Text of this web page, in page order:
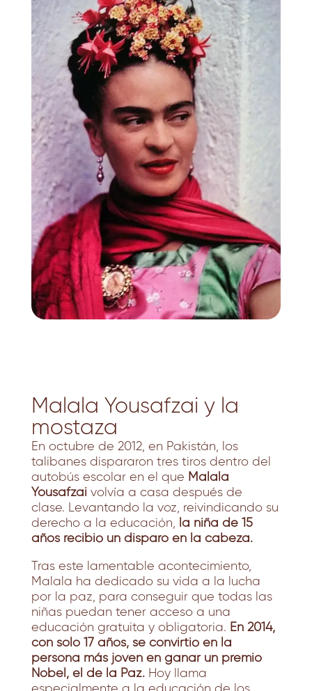
Malala Yousafzai y la
mostaza
En octubre de 2012, en Pakistán, los
talibanes dispararon tres tiros dentro del
autobús escolar en el que Malala
Yousafzai volvía a casa después de
clase. Levantando la voz, reivindicando su
derecho a la educación, la niña de 15
años recibió un disparo en la cabeza.
Tras este lamentable acontecimiento,
Malala ha dedicado su vida a la lucha
por la paz, para conseguir que todas las
niñas puedan tener acceso a una
educación gratuita y obligatoria. En 2014,
con solo 17 años, se convirtió en la
persona más joven en ganar un premio
Nobel, el de la Paz.Hoy llama